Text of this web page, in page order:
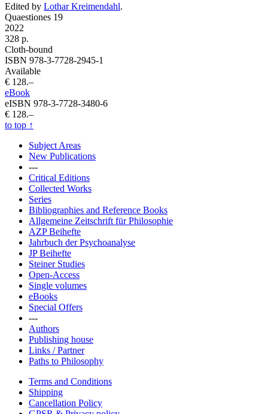
Edited by Lothar Kreimendahl.
Quaestiones 19
2022
328 p.
Cloth-bound
ISBN 978-3-7728-2945-1
Available
€ 128.–
eBook
eISBN 978-3-7728-3480-6
€ 128.–
to top ↑
Subject Areas
New Publications
---
Critical Editions
Collected Works
Series
Bibliographies and Reference Books
Allgemeine Zeitschrift für Philosophie
AZP Beihefte
Jahrbuch der Psychoanalyse
JP Beihefte
Steiner Studies
Open-Access
Single volumes
eBooks
Special Offers
---
Authors
Publishing house
Links / Partner
Paths to Philosophy
Terms and Conditions
Shipping
Cancellation Policy